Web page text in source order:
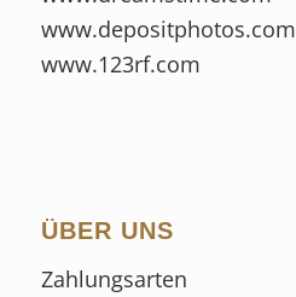
www.depositphotos.com
www.123rf.com
ÜBER UNS
Zahlungsarten